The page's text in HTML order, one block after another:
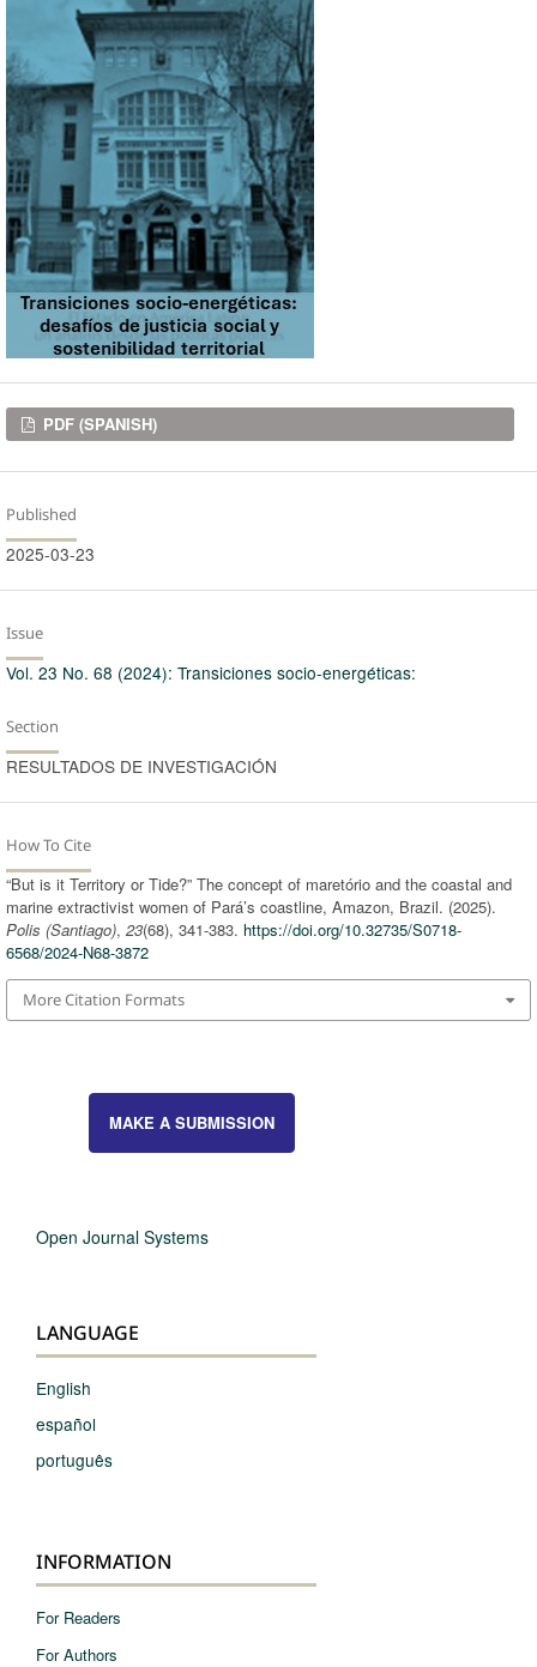
Downloads
PDF (SPANISH)
Published
2025-03-23
Issue
Vol. 23 No. 68 (2024): Transiciones socio-energéticas:
Section
RESULTADOS DE INVESTIGACIÓN
How To Cite
“But is it Territory or Tide?” The concept of maretório and the coastal and
marine extractivist women of Pará’s coastline, Amazon, Brazil. (2025).
Polis (Santiago), 23(68), 341-383. https://doi.org/10.32735/S0718-
6568/2024-N68-3872
More Citation Formats
MAKE A SUBMISSION
Open Journal Systems
LANGUAGE
English
español
português
INFORMATION
For Readers
For Authors